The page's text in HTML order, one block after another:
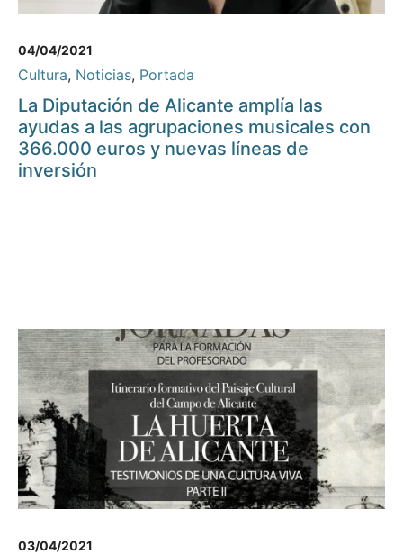
04/04/2021
Cultura, Noticias, Portada
La Diputación de Alicante amplía las
ayudas a las agrupaciones musicales con
366.000 euros y nuevas líneas de
inversión
03/04/2021